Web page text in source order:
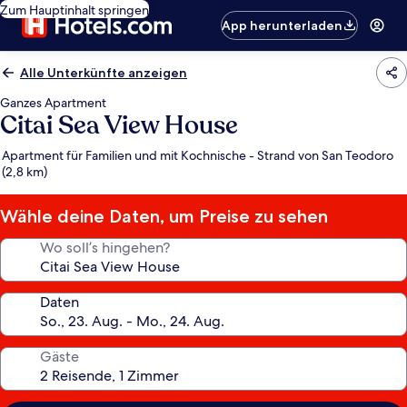
Zum Hauptinhalt springen
App herunterladen
Alle Unterkünfte anzeigen
Ganzes Apartment
Citai Sea View House
Apartment für Familien und mit Kochnische - Strand von San Teodoro
(2,8 km)
Wähle deine Daten, um Preise zu sehen
Wo soll’s hingehen?
Daten
Gäste